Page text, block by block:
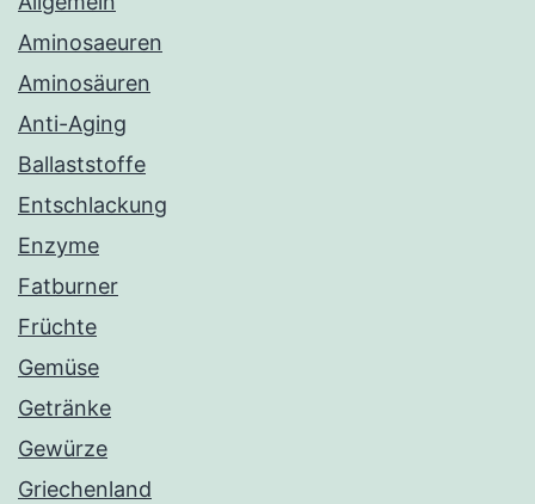
Aminosaeuren
Aminosäuren
Anti-Aging
Ballaststoffe
Entschlackung
Enzyme
Fatburner
Früchte
Gemüse
Getränke
Gewürze
Griechenland